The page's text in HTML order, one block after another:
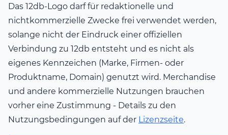
Das 12db-Logo darf für redaktionelle und
nichtkommerzielle Zwecke frei verwendet werden,
solange nicht der Eindruck einer offiziellen
Verbindung zu 12db entsteht und es nicht als
eigenes Kennzeichen (Marke, Firmen- oder
Produktname, Domain) genutzt wird. Merchandise
und andere kommerzielle Nutzungen brauchen
vorher eine Zustimmung - Details zu den
Nutzungsbedingungen auf der Lizenzseite.